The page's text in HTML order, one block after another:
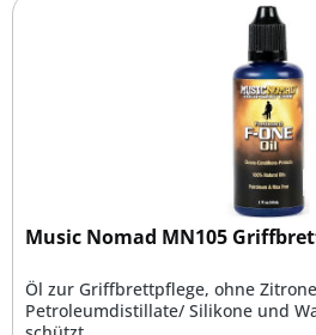
Music Nomad MN105
Öl zur Griffbrettpflege, ohne
Petroleumdistillate/ Silikone und